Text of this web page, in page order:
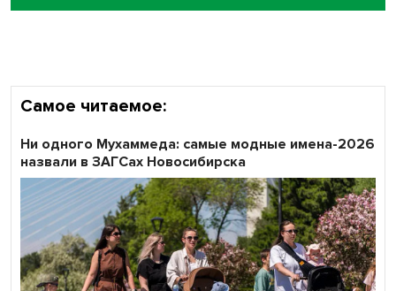
Самое читаемое:
Ни одного Мухаммеда: самые модные имена-2026
назвали в ЗАГСах Новосибирска